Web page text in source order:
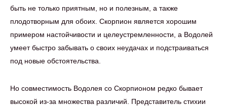
быть не только приятным, но и полезным, а также
плодотворным для обоих. Скорпион является хорошим
примером настойчивости и целеустремленности, а Водолей
умеет быстро забывать о своих неудачах и подстраиваться
под новые обстоятельства.
Но совместимость Водолея со Скорпионом редко бывает
высокой из-за множества различий. Представитель стихии